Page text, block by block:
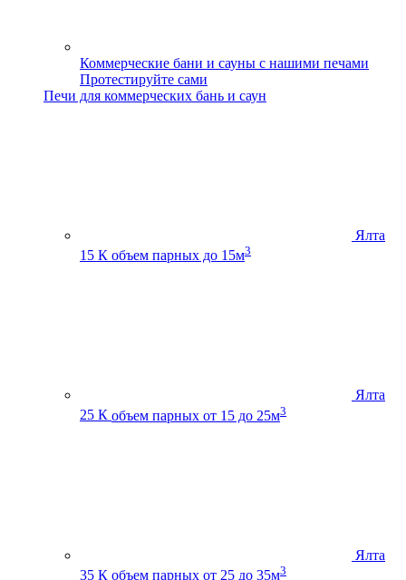
Коммерческие бани и сауны с нашими печами
Протестируйте сами
Печи для коммерческих бань и саун
Ялта
15 К объем парных до 15м3
Ялта
25 К объем парных от 15 до 25м3
Ялта
35 К объем парных от 25 до 35м3